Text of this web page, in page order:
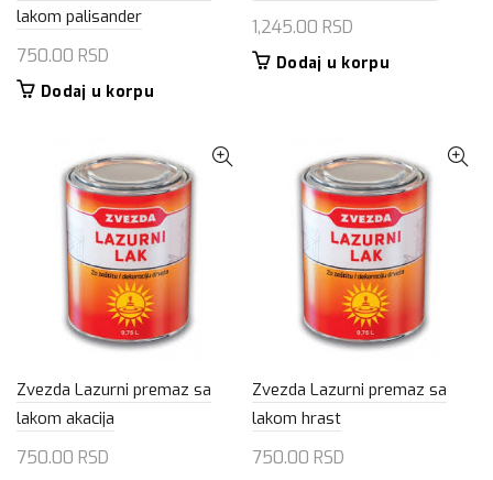
lakom palisander
750.00 RSD
Dodaj u korpu
1,245.00 RSD
Dodaj u korpu
Zvezda Lazurni premaz sa
lakom akacija
750.00 RSD
Zvezda Lazurni premaz sa
lakom hrast
750.00 RSD